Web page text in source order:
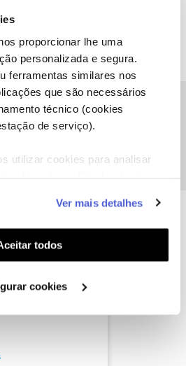
proporcionar lhe uma
personalizada e segura.
ferramentas similares nos
que são necessários
técnico (cookies
de serviço).
utilizar cookies para analisar
de personalização e
anúncios aos seus interesses
personalizada). Pode gerir a
em "Configurar
Ver mais detalhes
todos
cookies
de julho
de julho